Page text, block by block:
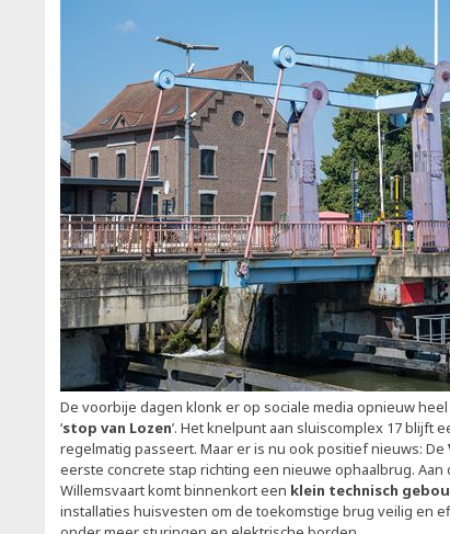
De voorbije dagen klonk er op sociale media opnieuw
‘stop van Lozen’. Het knelpunt aan sluiscomplex 17 blijft
regelmatig passeert. Maar er is nu ook positief nieuws: De
eerste concrete stap richting een nieuwe ophaalbrug.
Willemsvaart komt binnenkort een klein technisch
installaties huisvesten om de toekomstige brug veilig en